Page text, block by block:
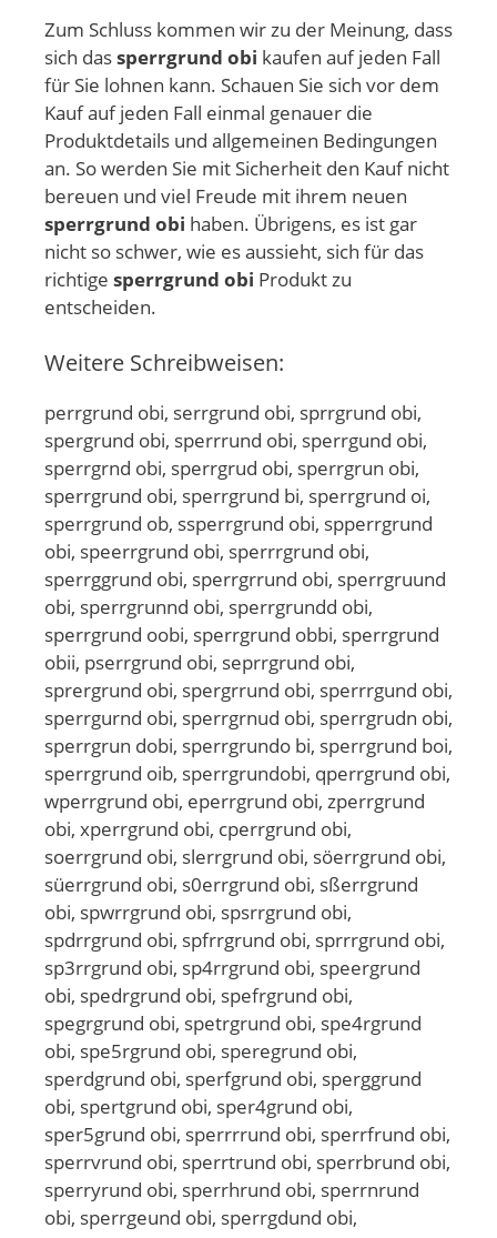
Zum Schluss kommen wir zu der Meinung, dass
sich dassperrgrund obi kaufen auf jeden Fall
für Sie lohnen kann. Schauen Sie sich vor dem
Kauf auf jeden Fall einmal genauer die
Produktdetails und allgemeinen Bedingungen
an. So werden Sie mit Sicherheit den Kauf nicht
bereuen und viel Freude mit ihrem neuen
sperrgrund obi haben. Übrigens, es ist gar
nicht so schwer, wie es aussieht, sich für das
richtige sperrgrund obi Produkt zu
entscheiden.
Weitere Schreibweisen:
perrgrund obi, serrgrund obi, sprrgrund obi,
spergrund obi, sperrrund obi, sperrgund obi,
sperrgrnd obi, sperrgrud obi, sperrgrun obi,
sperrgrund obi, sperrgrund bi, sperrgrund oi,
sperrgrund ob, ssperrgrund obi, spperrgrund
obi, speerrgrund obi, sperrrgrund obi,
sperrggrund obi, sperrgrrund obi, sperrgruund
obi, sperrgrunnd obi, sperrgrundd obi,
sperrgrund oobi, sperrgrund obbi, sperrgrund
obii, pserrgrund obi, seprrgrund obi,
sprergrund obi, spergrrund obi, sperrrgund obi,
sperrgurnd obi, sperrgrnud obi, sperrgrudn obi,
sperrgrun dobi, sperrgrundo bi, sperrgrund boi,
sperrgrund oib, sperrgrundobi, qperrgrund obi,
wperrgrund obi, eperrgrund obi, zperrgrund
obi, xperrgrund obi, cperrgrund obi,
soerrgrund obi, slerrgrund obi, söerrgrund obi,
süerrgrund obi, s0errgrund obi, sßerrgrund
obi, spwrrgrund obi, spsrrgrund obi,
spdrrgrund obi, spfrrgrund obi, sprrrgrund obi,
sp3rrgrund obi, sp4rrgrund obi, speergrund
obi, spedrgrund obi, spefrgrund obi,
spegrgrund obi, spetrgrund obi, spe4rgrund
obi, spe5rgrund obi, speregrund obi,
sperdgrund obi, sperfgrund obi, sperggrund
obi, spertgrund obi, sper4grund obi,
sper5grund obi, sperrrrund obi, sperrfrund obi,
sperrvrund obi, sperrtrund obi, sperrbrund obi,
sperryrund obi, sperrhrund obi, sperrnrund
obi, sperrgeund obi, sperrgdund obi,